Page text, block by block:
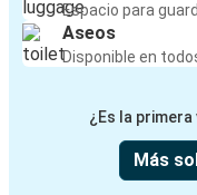
Espacio para
Aseos
Disponible en
¿Es la
Más